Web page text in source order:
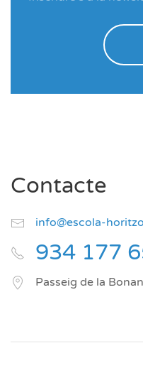
Contacte
info@escola-
934 177
Passeig de la